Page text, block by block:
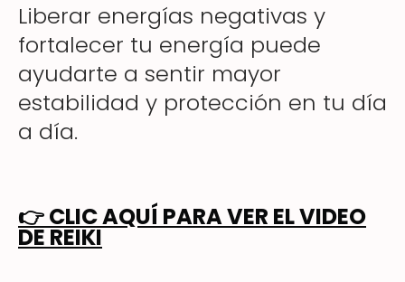
Liberar energías negativas y
fortalecer tu energía puede
ayudarte a sentir mayor
estabilidad y protección en tu día
a día.
👉CLIC AQUÍ PARA VER EL VIDEO
DE REIKI